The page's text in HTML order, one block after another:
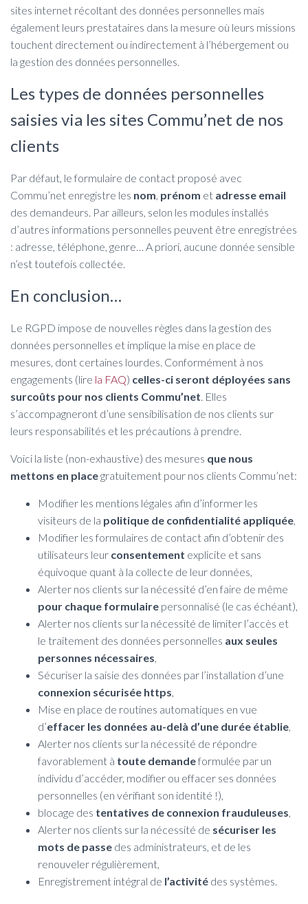
sites internet récoltant des données personnelles mais
également leurs prestataires dans la mesure où leurs missions
touchent directement ou indirectement à l’hébergement ou
la gestion des données personnelles.
Les types de données personnelles
saisies via les sites Commu’net de nos
clients
Par défaut, le formulaire de contact proposé avec
Commu’net enregistre les nom, prénom et adresse email
des demandeurs. Par ailleurs, selon les modules installés
d’autres informations personnelles peuvent être enregistrées
: adresse, téléphone, genre… A priori, aucune donnée sensible
n’est toutefois collectée.
En conclusion…
Le RGPD impose de nouvelles règles dans la gestion des
données personnelles et implique la mise en place de
mesures, dont certaines lourdes. Conformément à nos
engagements (lire la FAQ) celles-ci seront déployées sans
surcoûts pour nos clients Commu’net. Elles
s’accompagneront d’une sensibilisation de nos clients sur
leurs responsabilités et les précautions à prendre.
Voici la liste (non-exhaustive) des mesures que nous
mettons en placegratuitement pour nos clients Commu’net:
Modifier les mentions légales afin d’informer les
visiteurs de la politique de confidentialité appliquée,
Modifier les formulaires de contact afin d’obtenir des
utilisateurs leur consentement explicite et sans
équivoque quant à la collecte de leur données,
Alerter nos clients sur la nécessité d’en faire de même
pour chaque formulaire personnalisé (le cas échéant),
Alerter nos clients sur la nécessité de limiter l’accès et
le traitement des données personnelles aux seules
personnes nécessaires,
Sécuriser la saisie des données par l’installation d’une
connexion sécurisée https,
Mise en place de routines automatiques en vue
d’effacer les données au-delà d’une durée établie,
Alerter nos clients sur la nécessité de répondre
favorablement à toute demandeformulée par un
individu d’accéder, modifier ou effacer ses données
personnelles (en vérifiant son identité !),
blocage des tentatives de connexion frauduleuses,
Alerter nos clients sur la nécessité de sécuriser les
mots de passe des administrateurs, et de les
renouveler régulièrement,
Enregistrement intégral de l’activité des systèmes.